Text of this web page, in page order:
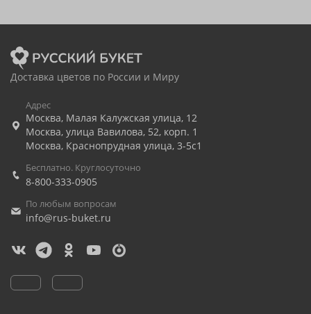
Доставка цветов по России и Миру
Адрес
Москва, Малая Калужская улица, 12
Москва, улица Вавилова, 52, корп. 1
Москва, Краснопрудная улица, 3-5с1
Бесплатно. Круглосуточно
8-800-333-0905
По любым вопросам
info@rus-buket.ru